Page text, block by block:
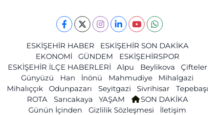
ESKİŞEHİR HABER
ESKİŞEHİR SON DAKİKA
EKONOMİ
GÜNDEM
ESKİŞEHİRSPOR
ESKİŞEHİR İLÇE HABERLERİ
Alpu Beylikova
Çifteler
Günyüzü
Han İnönü Mahmudiye
Mihalgazi
Mihalıççık
Odunpazarı Seyitgazi Sivrihisar
Tepebaşı
ROTA
Sarıcakaya YAŞAM
SON DAKİKA
Günün İçinden
Gizlilik Sözleşmesi
İletişim